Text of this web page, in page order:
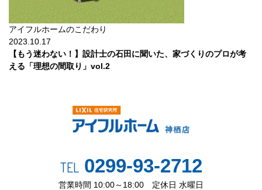
アイフルホームのこだわり
2023.10.17
【もう迷わない！】設計士の石田に聞いた、家づくりのプロが考
える「理想の間取り」vol.2
TEL0299-93-2712
営業時間 10:00～18:00 定休日 水曜日